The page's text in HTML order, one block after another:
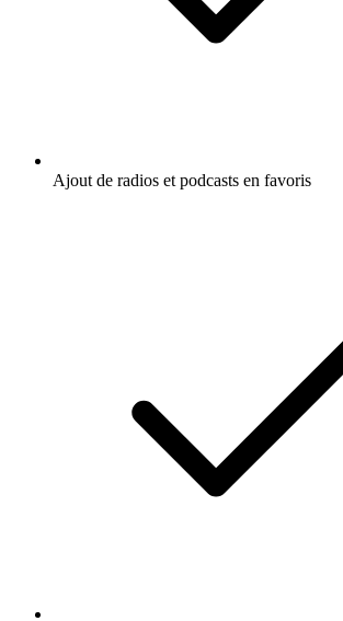
Ajout de radios et podcasts en favoris